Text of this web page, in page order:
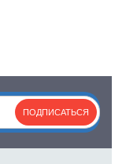
ПОДПИСАТЬСЯ